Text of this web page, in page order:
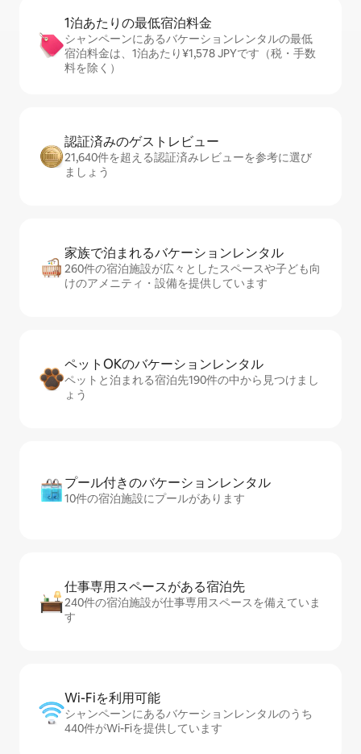
1泊あたりの最⁠低⁠宿⁠泊⁠料⁠金
シャンペーンにあるバケーションレンタルの最低
宿泊料金は、1泊あたり¥1,578 JPYです（税・手数
料を除く）
認証済みのゲ⁠ス⁠ト⁠レ⁠ビ⁠ュ⁠ー
21,640件を超える認証済みレビューを参考に選び
ましょう
家族で泊まれるバ⁠ケ⁠ー⁠シ⁠ョ⁠ンレ⁠ン⁠タ⁠ル
260件の宿泊施設が広々としたスペースや子ども向
けのアメニティ・設備を提供しています
ペットOKのバ⁠ケ⁠ー⁠シ⁠ョ⁠ンレ⁠ン⁠タ⁠ル
ペットと泊まれる宿泊先190件の中から見つけまし
ょう
プール付きのバ⁠ケ⁠ー⁠シ⁠ョ⁠ンレ⁠ン⁠タ⁠ル
10件の宿泊施設にプールがあります
仕事専用ス⁠ペ⁠ー⁠スがあ⁠る宿⁠泊⁠先
240件の宿泊施設が仕事専用スペースを備えていま
す
Wi-Fiを利⁠用⁠可⁠能
シャンペーンにあるバケーションレンタルのうち
440件がWi-Fiを提供しています